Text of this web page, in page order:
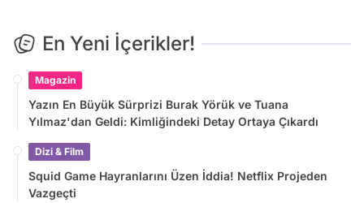
En Yeni İçerikler!
Magazin
Yazın En Büyük Sürprizi Burak Yörük ve Tuana
Yılmaz'dan Geldi: Kimliğindeki Detay Ortaya Çıkardı
Dizi & Film
Squid Game Hayranlarını Üzen İddia! Netflix Projeden
Vazgeçti